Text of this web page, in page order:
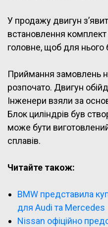
У продажу двигун
встановлення
головне, щоб для нього
Приймання замовлень
розпочато. Двигун
Інженери взяли за
Блок циліндрів був
може бути
сплавів.
Читайте також:
BMW представила
для Audi та Mercedes
Nissan офіційно